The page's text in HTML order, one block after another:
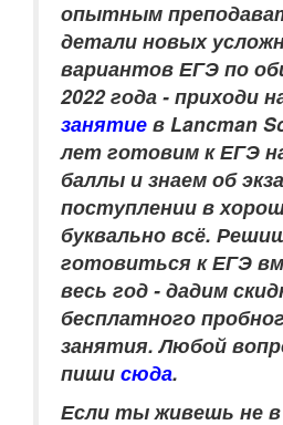
опытным
детали новых
вариантов ЕГЭ по
2022 года - приходи
занятие в Lancman
лет готовим к ЕГЭ
баллы и знаем об
поступлении в
буквально всё.
готовиться к ЕГЭ
весь год - дадим
бесплатного
занятия. Любой
пиши сюда.
Если ты живешь не в